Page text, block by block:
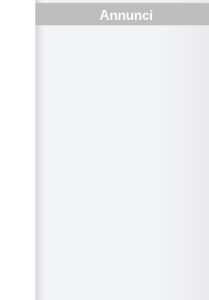
Annunci